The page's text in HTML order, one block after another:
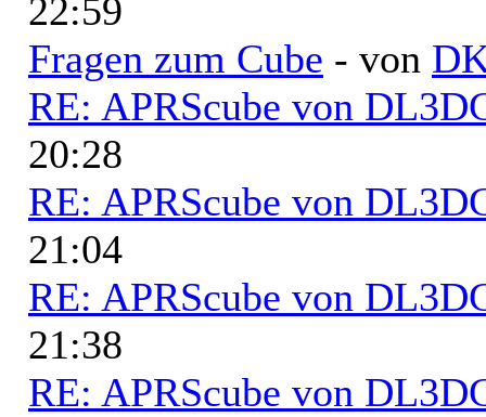
22:59
Fragen zum Cube - von
RE: APRScube von
20:28
RE: APRScube von
21:04
RE: APRScube von
21:38
RE: APRScube von